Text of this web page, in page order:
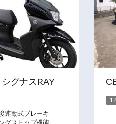
グナスRAY
連動式ブレーキ
グストップ機能